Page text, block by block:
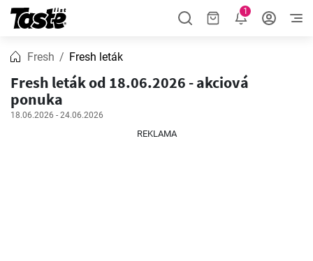
1
Fresh Fresh leták
Fresh leták od 18.06.2026 - akciová
ponuka
18.06.2026 - 24.06.2026
REKLAMA